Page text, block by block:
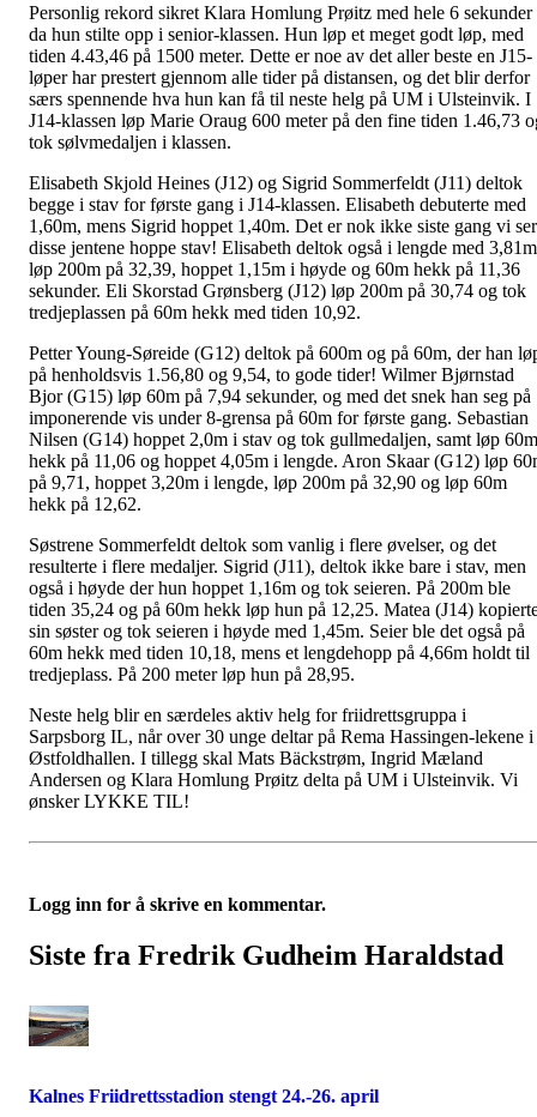
Personlig rekord sikret Klara Homlung Prøitz med hele 6 sekunder
da hun stilte opp i senior-klassen. Hun løp et meget godt løp, med
tiden 4.43,46 på 1500 meter. Dette er noe av det aller beste en J15-
løper har prestert gjennom alle tider på distansen, og det blir derfor
særs spennende hva hun kan få til neste helg på UM i Ulsteinvik. I
J14-klassen løp Marie Oraug 600 meter på den fine tiden 1.46,73
tok sølvmedaljen i klassen.
Elisabeth Skjold Heines (J12) og Sigrid Sommerfeldt (J11) deltok
begge i stav for første gang i J14-klassen. Elisabeth debuterte med
1,60m, mens Sigrid hoppet 1,40m. Det er nok ikke siste gang vi ser
disse jentene hoppe stav! Elisabeth deltok også i lengde med
løp 200m på 32,39, hoppet 1,15m i høyde og 60m hekk på 11,36
sekunder. Eli Skorstad Grønsberg (J12) løp 200m på 30,74 og tok
tredjeplassen på 60m hekk med tiden 10,92.
Petter Young-Søreide (G12) deltok på 600m og på 60m, der han
på henholdsvis 1.56,80 og 9,54, to gode tider! Wilmer Bjørnstad
Bjor (G15) løp 60m på 7,94 sekunder, og med det snek han seg på
imponerende vis under 8-grensa på 60m for første gang. Sebastian
Nilsen (G14) hoppet 2,0m i stav og tok gullmedaljen, samt løp 60m
hekk på 11,06 og hoppet 4,05m i lengde. Aron Skaar (G12) løp
på 9,71, hoppet 3,20m i lengde, løp 200m på 32,90 og løp 60m
hekk på 12,62.
Søstrene Sommerfeldt deltok som vanlig i flere øvelser, og det
resulterte i flere medaljer. Sigrid (J11), deltok ikke bare i stav, men
også i høyde der hun hoppet 1,16m og tok seieren. På 200m ble
tiden 35,24 og på 60m hekk løp hun på 12,25. Matea (J14)
sin søster og tok seieren i høyde med 1,45m. Seier ble det også på
60m hekk med tiden 10,18, mens et lengdehopp på 4,66m holdt til
tredjeplass. På 200 meter løp hun på 28,95.
Neste helg blir en særdeles aktiv helg for friidrettsgruppa i
Sarpsborg IL, når over 30 unge deltar på Rema Hassingen-lekene i
Østfoldhallen. I tillegg skal Mats Bäckstrøm, Ingrid Mæland
Andersen og Klara Homlung Prøitz delta på UM i Ulsteinvik. Vi
ønsker LYKKE TIL!
Logg inn for å skrive en kommentar.
Siste fra Fredrik Gudheim Haraldstad
Kalnes Friidrettsstadion stengt 24.-26. april